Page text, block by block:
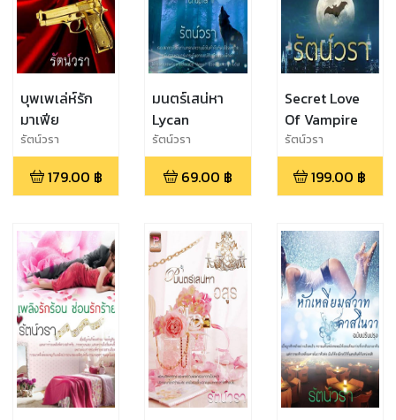
บุพเพเล่ห์รัก
มาเฟีย
รัตน์วรา
179.00 ฿
มนตร์เสน่หา
Lycan
รัตน์วรา
69.00 ฿
Secret Love
Of Vampire
รัตน์วรา
199.00 ฿